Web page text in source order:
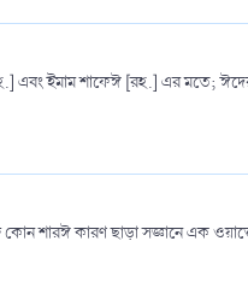
এবং ইমাম শাফেঈ [রহ.] এর মতে;
কোন শারঈ কারণ ছাড়া সজ্ঞানে এক